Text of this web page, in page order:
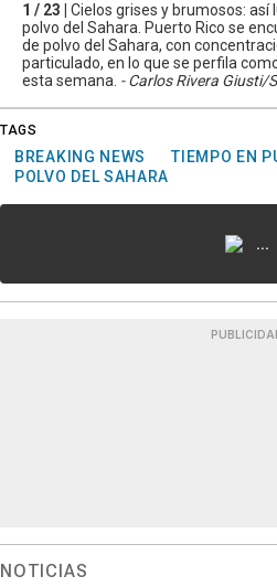
1 / 23 | Cielos grises y brumosos: así
polvo del Sahara. Puerto Rico se
de polvo del Sahara, con
particulado, en lo que se perfila
esta semana. - Carlos Rivera Giusti/
TAGS
BREAKING NEWS
TIEMPO EN
POLVO DEL SAHARA
...
NOTICIAS